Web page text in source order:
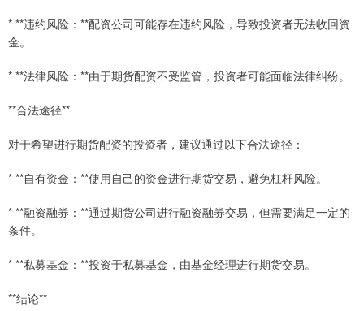
* **违约风险：**配资公司可能存在违约风险，导致投资者无法收回资
金。
* **法律风险：**由于期货配资不受监管，投资者可能面临法律纠纷。
**合法途径**
对于希望进行期货配资的投资者，建议通过以下合法途径：
* **自有资金：**使用自己的资金进行期货交易，避免杠杆风险。
* **融资融券：**通过期货公司进行融资融券交易，但需要满足一定的
条件。
* **私募基金：**投资于私募基金，由基金经理进行期货交易。
**结论**